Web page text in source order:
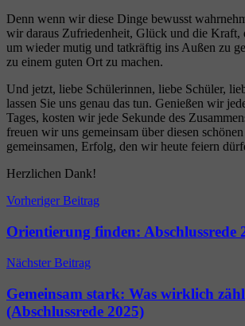
Denn wenn wir diese Dinge bewusst
wir daraus Zufriedenheit, Glück und die Kraft,
um wieder mutig und tatkräftig ins Außen zu
zu einem guten Ort zu machen.
Und jetzt, liebe Schülerinnen, liebe Schüler,
lassen Sie uns genau das tun. Genießen wir
Tages, kosten wir jede Sekunde des
freuen wir uns gemeinsam über diesen
gemeinsamen, Erfolg, den wir heute feiern
Herzlichen Dank!
Beitragsnavigation
Vorheriger Beitrag
Orientierung finden: Abschlussrede
Nächster Beitrag
Gemeinsam stark: Was wirklich
(Abschlussrede 2025)